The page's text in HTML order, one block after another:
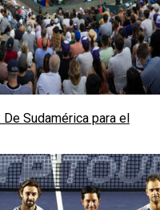
Sudamérica para el